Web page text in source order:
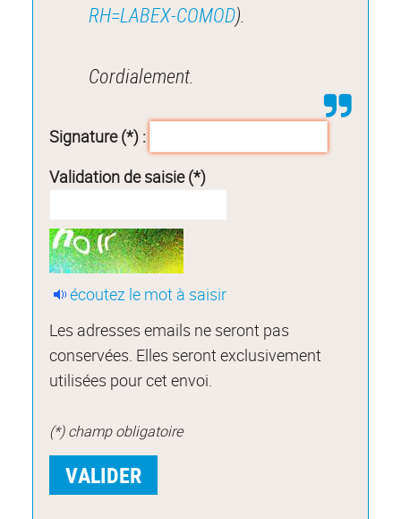
RH=LABEX-COMOD).
Cordialement.
Signature (*) :
Validation de saisie (*)
écoutez le mot à saisir
Les adresses emails ne seront pas
conservées. Elles seront exclusivement
utilisées pour cet envoi.
(*) champ obligatoire